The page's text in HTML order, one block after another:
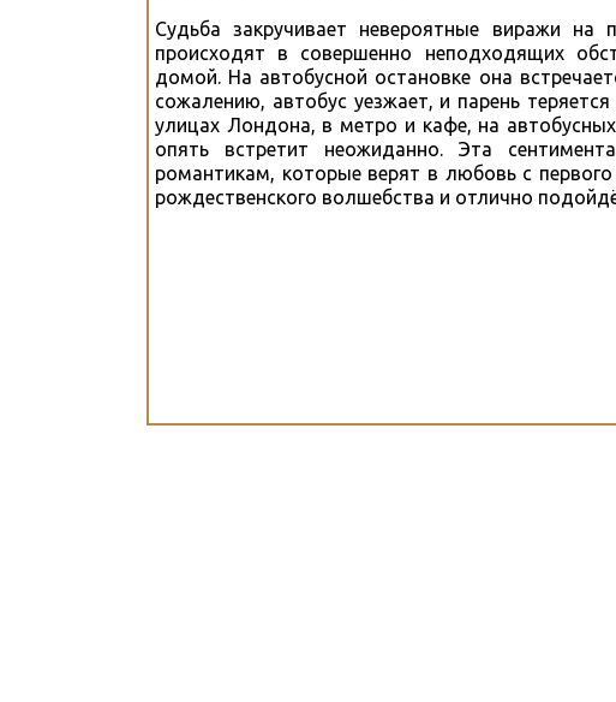
Судьба закручивает невероятные виражи
происходят в совершенно неподходящих
домой. На автобусной остановке она
сожалению, автобус уезжает, и парень
улицах Лондона, в метро и кафе, на
опять встретит неожиданно. Эта
романтикам, которые верят в любовь с
рождественского волшебства и отлично